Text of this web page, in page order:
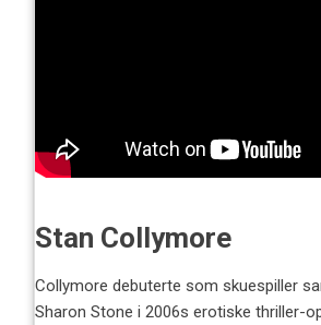
Stan Collymore
Collymore debuterte som skuespiller
Sharon Stone i 2006s erotiske thriller-